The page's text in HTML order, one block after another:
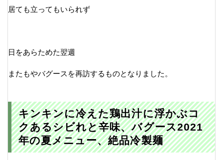
居ても立ってもいられず
日をあらためた翌週
またもやバグースを再訪するものとなりました。
キンキンに冷えた鶏出汁に浮かぶコ
クあるシビれと辛味、バグース2021
年の夏メニュー、絶品冷製麺